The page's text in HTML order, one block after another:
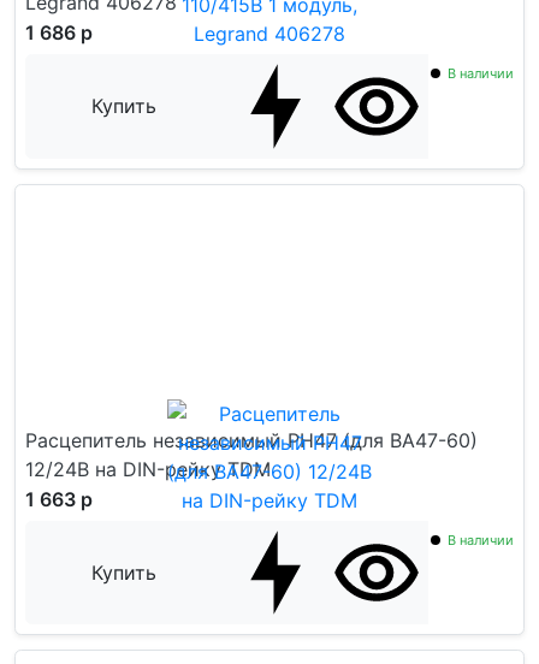
1 686 р
Купить
В наличии
Расцепитель независимый РН47 (для ВА47-60)
12/24В на DIN-рейку TDM
1 663 р
Купить
В наличии